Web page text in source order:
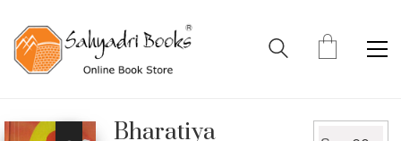
Bharatiya